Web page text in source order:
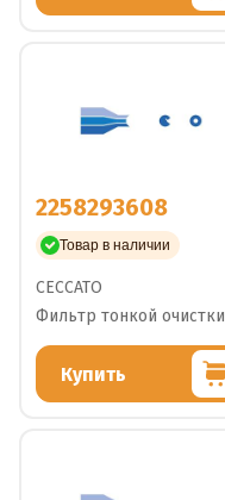
2258293608
Товар в наличии
CECCATO
Фильтр тонкой очистки
Купить